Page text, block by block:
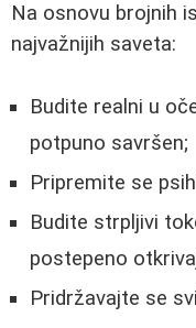
Na osnovu brojnih
najvažnijih saveta:
Budite realni u
potpuno savršen;
Pripremite se
Budite strpljivi
postepeno
Pridržavajte se